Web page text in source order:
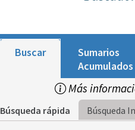
Buscar
Sumarios
Acumulados
Más
Búsqueda rápida Búsqueda